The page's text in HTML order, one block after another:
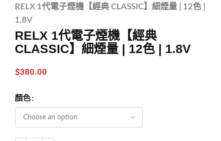
RELX 1代電子煙機【經典 CLASSIC】細煙量 | 12色 |
1.8V
RELX 1代電子煙機【經典
CLASSIC】細煙量 | 12色 | 1.8V
$380.00
顏色